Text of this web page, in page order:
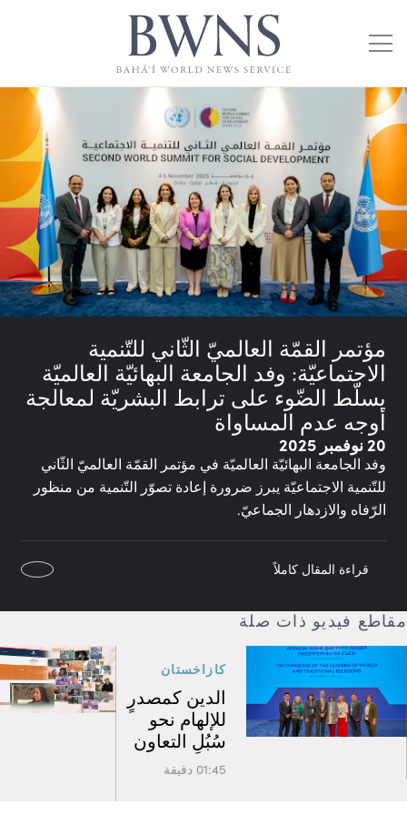
مؤتمر القمّة العالميّ الثّاني للتّنمية
الاجتماعيّة: وفد الجامعة البهائيّة العالميّة
يسلّط الضّوء على ترابط البشريّة لمعالجة
أوجه عدم المساواة
20 نوفمبر 2025
وفد الجامعة البهائيّة العالميّة في مؤتمر القمّة العالميّ الثّاني
للتّنمية الاجتماعيّة يبرز ضرورة إعادة تصوّر التّنمية من منظور
الرّفاه والازدهار الجماعيّ.
قراءة المقال كاملاً
مقاطع فيديو ذات صلة
كازاخستان
الدين كمصدرٍ
للإلهام نحو
سُبُلِ التعاون
01:45 دقيقة